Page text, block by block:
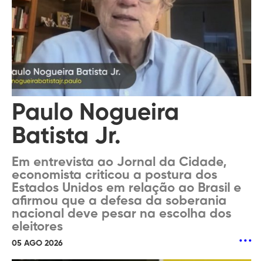
Paulo Nogueira
Batista Jr.
Em entrevista ao Jornal da Cidade,
economista criticou a postura dos
Estados Unidos em relação ao Brasil e
afirmou que a defesa da soberania
nacional deve pesar na escolha dos
eleitores
05 AGO 2026